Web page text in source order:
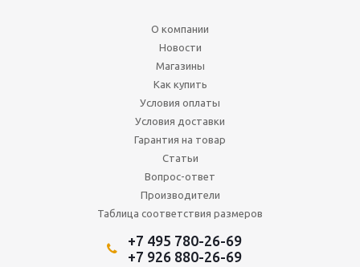
О компании
Новости
Магазины
Как купить
Условия оплаты
Условия доставки
Гарантия на товар
Статьи
Вопрос-ответ
Производители
Таблица соответствия размеров
+7 495 780-26-69
+7 926 880-26-69